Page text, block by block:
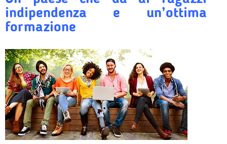
indipendenza e un’ottima
formazione